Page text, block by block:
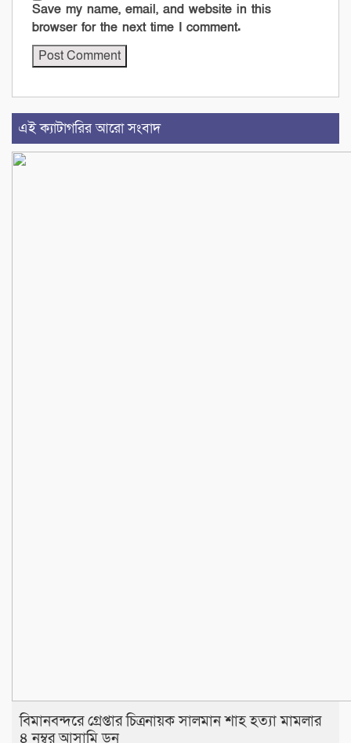
Save my name, email, and website in this
browser for the next time I comment.
এই ক্যাটাগরির আরো সংবাদ
বিমানবন্দরে গ্রেপ্তার চিত্রনায়ক সালমান শাহ হত্যা মামলার
৪ নম্বর আসামি ডন